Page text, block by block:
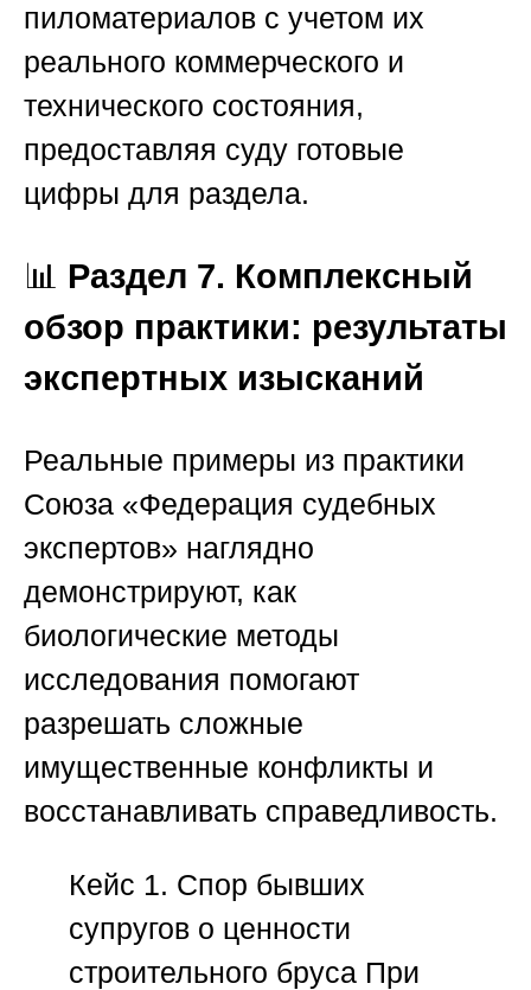
пиломатериалов с учетом их
реального коммерческого и
технического состояния,
предоставляя суду готовые
цифры для раздела.
📊 Раздел 7. Комплексный
обзор практики: результаты
экспертных изысканий
Реальные примеры из практики
Союза «Федерация судебных
экспертов» наглядно
демонстрируют, как
биологические методы
исследования помогают
разрешать сложные
имущественные конфликты и
восстанавливать справедливость.
Кейс 1. Спор бывших
супругов о ценности
строительного брусаПри